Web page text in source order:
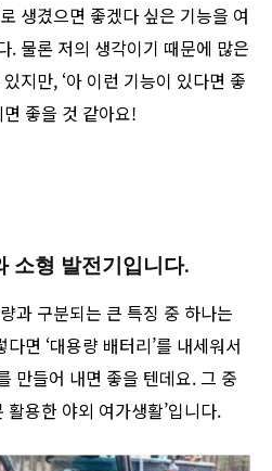
생겼으면 좋겠다 싶은 기능을 여
. 물론 저의 생각이기 때문에 많은
지만, ‘아 이런 기능이 있다면 좋
좋을 것 같아요!
소형 발전기입니다.
과 구분되는 큰 특징 중 하나는
면 ‘대용량 배터리’를 내세워서
만들어 내면 좋을 텐데요. 그 중
활용한 야외 여가생활’입니다.